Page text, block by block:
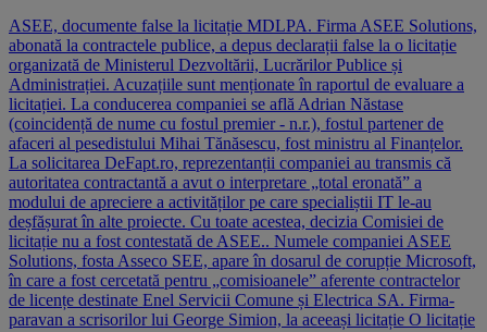
ASEE, documente false la licitație MDLPA. Firma ASEE Solutions,
abonată la contractele publice, a depus declarații false la o licitație
organizată de Ministerul Dezvoltării, Lucrărilor Publice și
Administrației. Acuzațiile sunt menționate în raportul de evaluare a
licitației. La conducerea companiei se află Adrian Năstase
(coincidență de nume cu fostul premier - n.r.), fostul partener de
afaceri al pesedistului Mihai Tănăsescu, fost ministru al Finanțelor.
La solicitarea DeFapt.ro, reprezentanții companiei au transmis că
autoritatea contractantă a avut o interpretare „total eronată” a
modului de apreciere a activităților pe care specialiștii IT le-au
deșfășurat în alte proiecte. Cu toate acestea, decizia Comisiei de
licitație nu a fost contestată de ASEE.. Numele companiei ASEE
Solutions, fosta Asseco SEE, apare în dosarul de corupție Microsoft,
în care a fost cercetată pentru „comisioanele” aferente contractelor
de licențe destinate Enel Servicii Comune și Electrica SA. Firma-
paravan a scrisorilor lui George Simion, la aceeași licitație O licitație